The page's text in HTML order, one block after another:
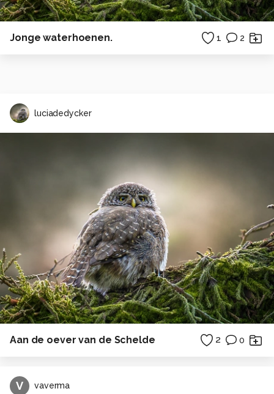
Jonge waterhoenen. 1 2
luciadedycker
Aan de oever van de Schelde 2 0
V vaverma